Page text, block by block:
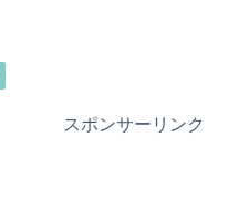
スポンサーリンク